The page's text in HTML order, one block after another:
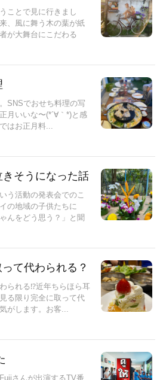
ことで見に行きまし
、風に舞う木の葉が紙
が大舞台にこだわる
SNSでおせち料理の写
月いいな〜(*´∀｀*)と感
はお正月料...
そうになった話
う活動の発表会でのこ
の地域の子供たちに
んをどう思う？」と聞
て代わられる？
られる⁉︎近年ちらほら耳
る限り完全に取って代
がします。⁡お客...
さんが出演するTV番